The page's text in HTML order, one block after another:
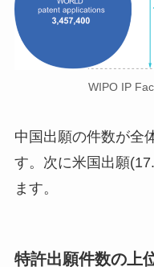
WIPO IP
中国出願の件数が全
す。次に米国出願
ます。
特許出願件数の上